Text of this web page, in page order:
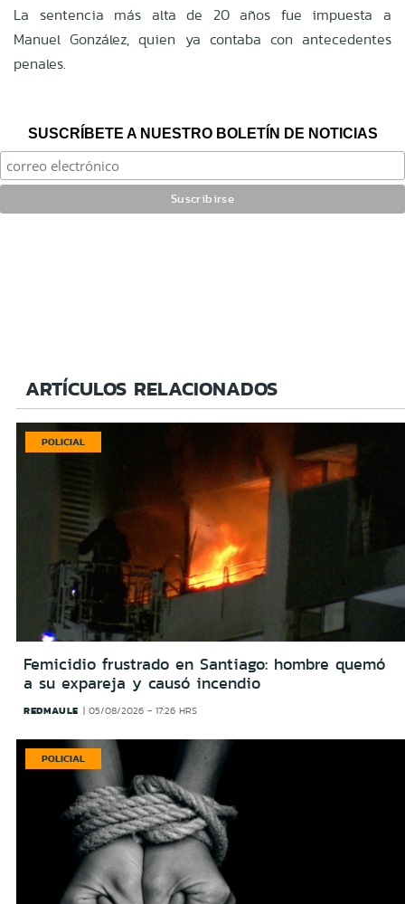
La sentencia más alta de 20 años fue impuesta a
Manuel González, quien ya contaba con antecedentes
penales.
SUSCRÍBETE A NUESTRO BOLETÍN DE NOTICIAS
ARTÍCULOS RELACIONADOS
POLICIAL
Femicidio frustrado en Santiago: hombre quemó
a su expareja y causó incendio
REDMAULE 05/08/2026 - 17:26 HRS
POLICIAL